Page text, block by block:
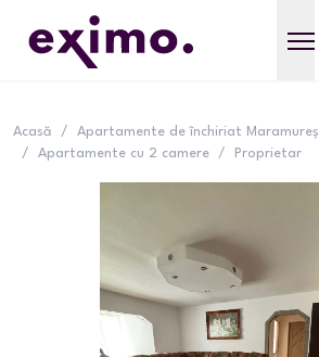
Acasă / Apartamente de închiriat Maramureș
/
Apartamente cu 2 camere / Proprietar